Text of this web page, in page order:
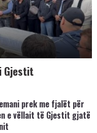
Gjestit
prek me fjalët për
e vëllait të Gjestit gjatë